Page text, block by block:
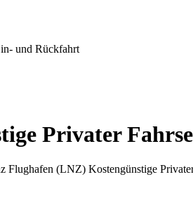
und Rückfahrt
Privater
Flughafen (LNZ) Kostengünstige